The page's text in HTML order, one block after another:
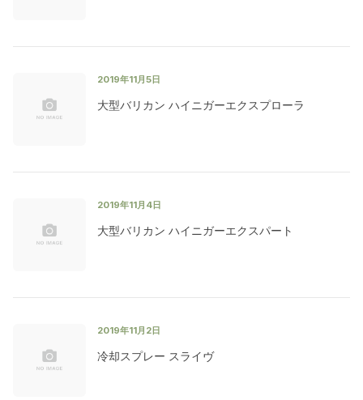
2019年11月5日
大型バリカン ハイニガーエクスプローラ
2019年11月4日
大型バリカン ハイニガーエクスパート
2019年11月2日
冷却スプレー スライヴ